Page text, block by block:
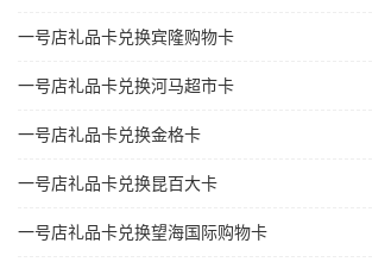
一号店礼品卡兑换宾隆购物卡
一号店礼品卡兑换河马超市卡
一号店礼品卡兑换金格卡
一号店礼品卡兑换昆百大卡
一号店礼品卡兑换望海国际购物卡